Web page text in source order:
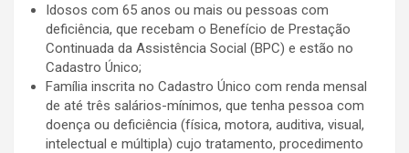
Idosos com 65 anos ou mais ou pessoas com
deficiência, que recebam o Benefício de Prestação
Continuada da Assistência Social (BPC) e estão no
Cadastro Único;
Família inscrita no Cadastro Único com renda mensal
de até três salários-mínimos, que tenha pessoa com
doença ou deficiência (física, motora, auditiva, visual,
intelectual e múltipla) cujo tratamento, procedimento